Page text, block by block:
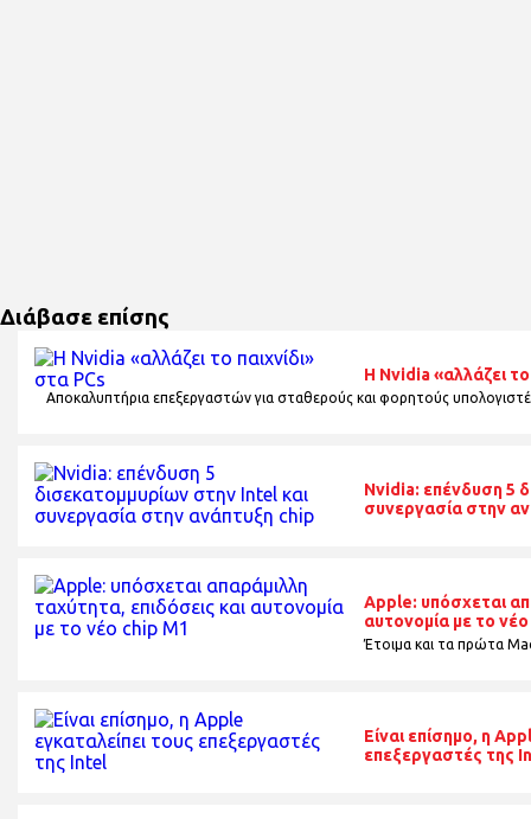
Διάβασε επίσης
Η Nvidia «αλλάζει το
Αποκαλυπτήρια επεξεργαστών για σταθερούς και φορητούς
Nvidia: επένδυση 5
συνεργασία στην
Apple: υπόσχεται
αυτονομία με το
Έτοιμα και τα πρώτα
Είναι επίσημο, η
επεξεργαστές της